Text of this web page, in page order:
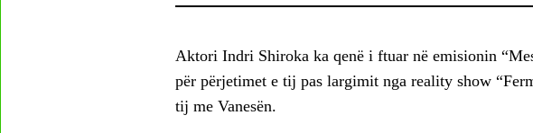
Aktori Indri Shiroka ka qenë i ftuar në emisionin
për përjetimet e tij pas largimit nga reality show
tij me Vanesën.